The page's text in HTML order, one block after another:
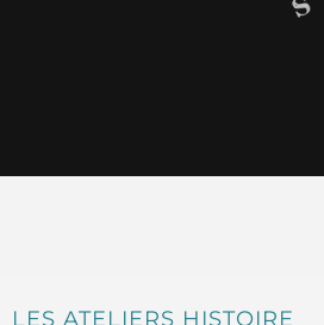
LES ATELIERS HISTOIRE